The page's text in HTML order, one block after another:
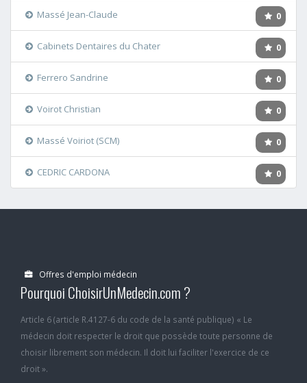
0
Massé Jean-Claude
0
Cabinets Dentaires du Chater
0
Ferrero Sandrine
0
Voirot Christian
0
Massé Voiriot (SCM)
0
CEDRIC CARDONA
Offres d'emploi médecin
Pourquoi ChoisirUnMedecin.com ?
Article 6 (article R.4127-6 du code de la santé publique) « Le
médecin doit respecter le droit que possède toute personne de
choisir librement son médecin. Il doit lui faciliter l'exercice de ce
droit ».